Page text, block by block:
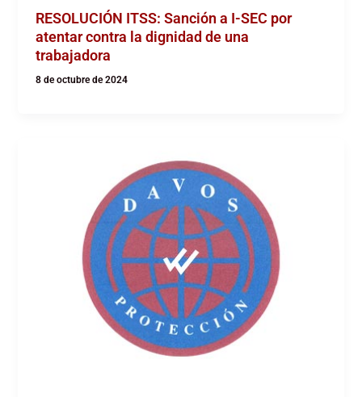
RESOLUCIÓN ITSS: Sanción a I-SEC por
atentar contra la dignidad de una
trabajadora
8 de octubre de 2024